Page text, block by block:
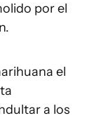
por el
el
a los